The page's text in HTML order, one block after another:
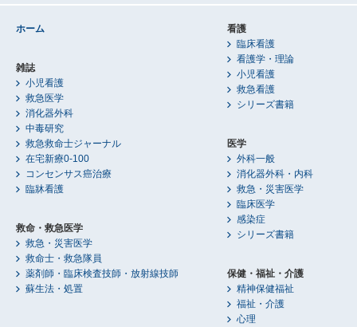
ホーム
雑誌
小児看護
救急医学
消化器外科
中毒研究
救急救命士ジャーナル
在宅新療0-100
コンセンサス癌治療
臨牀看護
救命・救急医学
救急・災害医学
救命士・救急隊員
薬剤師・臨床検査技師・放射線技師
蘇生法・処置
看護
臨床看護
看護学・理論
小児看護
救急看護
シリーズ書籍
医学
外科一般
消化器外科・内科
救急・災害医学
臨床医学
感染症
シリーズ書籍
保健・福祉・介護
精神保健福祉
福祉・介護
心理